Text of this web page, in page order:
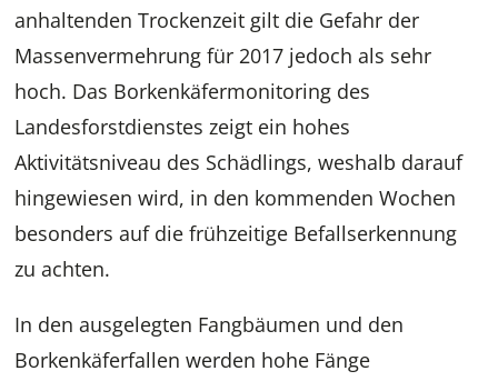
anhaltenden Trockenzeit gilt die Gefahr der
Massenvermehrung für 2017 jedoch als sehr
hoch. Das Borkenkäfermonitoring des
Landesforstdienstes zeigt ein hohes
Aktivitätsniveau des Schädlings, weshalb darauf
hingewiesen wird, in den kommenden Wochen
besonders auf die frühzeitige Befallserkennung
zu achten.
In den ausgelegten Fangbäumen und den
Borkenkäferfallen werden hohe Fänge